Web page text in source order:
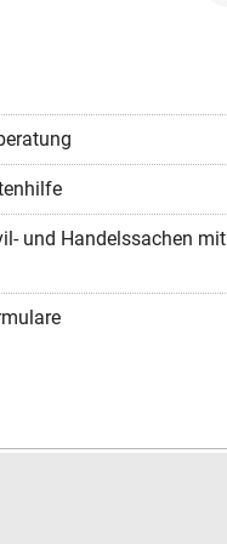
und Handelssachen mit